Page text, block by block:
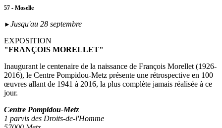
57 - Moselle
► Jusqu'au 28 septembre
EXPOSITION
"FRANÇOIS MORELLET"
Inaugurant le centenaire de la naissance de François Morellet (1926-
2016), le Centre Pompidou-Metz présente une rétrospective en 100
œuvres allant de 1941 à 2016, la plus complète jamais réalisée à ce
jour.
Centre Pompidou-Metz
1 parvis des Droits-de-l'Homme